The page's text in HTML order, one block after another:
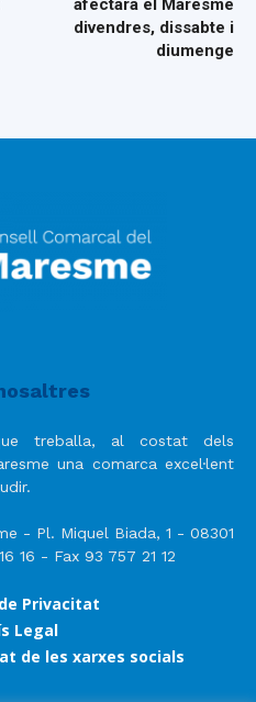
afectarà el Maresme
divendres, dissabte i
diumenge
treballa, al costat dels
una comarca excel·lent
- Pl. Miquel Biada, 1 - 08301
16 - Fax 93 757 21 12
Privacitat
Legal
de les xarxes socials